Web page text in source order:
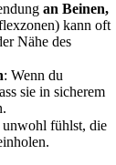
an Beinen,
kann oft
Nähe des
: Wenn du
sie in sicherem
fühlst, die